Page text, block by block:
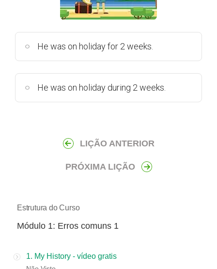
He was on holiday for 2 weeks.
He was on holiday during 2 weeks.
LIÇÃO ANTERIOR
PRÓXIMA LIÇÃO
Estrutura do Curso
​​Módulo 1: Erros comuns 1
1. My History - vídeo gratis